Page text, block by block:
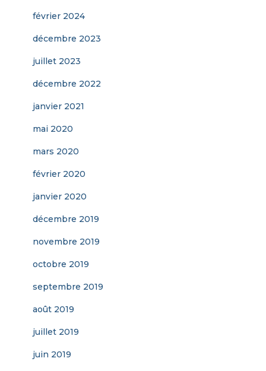
février 2024
décembre 2023
juillet 2023
décembre 2022
janvier 2021
mai 2020
mars 2020
février 2020
janvier 2020
décembre 2019
novembre 2019
octobre 2019
septembre 2019
août 2019
juillet 2019
juin 2019